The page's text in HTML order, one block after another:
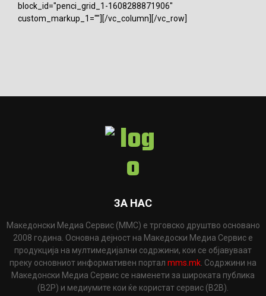
block_id="penci_grid_1-1608288871906"
custom_markup_1=""][/vc_column][/vc_row]
ЗА НАС
Македонски Медиа Сервис (ММС) е трговско друштво основано
2008 година. Основна дејност на Македоски Медиа Сервис е
продукција на мултимедијални содржини, кои се објавуваат
преку основниот информативен портал mms.mk . Содржини на
Македонски Медиа Сервис се наменети за широката публика
(B2P) и медиумите кои ќе користат сервис (B2B).